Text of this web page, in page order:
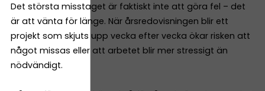
Det största misstaget är faktiskt inte att göra fel – det
är att vänta för länge. När årsredovisningen blir ett
projekt som skjuts upp vecka efter vecka ökar risken att
något missas eller att arbetet blir mer stressigt än
nödvändigt.